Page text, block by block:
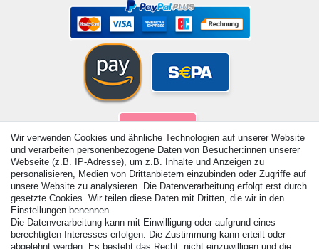
Wir verwenden Cookies und ähnliche Technologien auf unserer Website
und verarbeiten personenbezogene Daten von Besucher:innen unserer
Webseite (z.B. IP-Adresse), um z.B. Inhalte und Anzeigen zu
personalisieren, Medien von Drittanbietern einzubinden oder Zugriffe auf
unsere Website zu analysieren. Die Datenverarbeitung erfolgt erst durch
gesetzte Cookies. Wir teilen diese Daten mit Dritten, die wir in den
Einstellungen benennen.
Die Datenverarbeitung kann mit Einwilligung oder aufgrund eines
berechtigten Interesses erfolgen. Die Zustimmung kann erteilt oder
abgelehnt werden. Es besteht das Recht, nicht einzuwilligen und die